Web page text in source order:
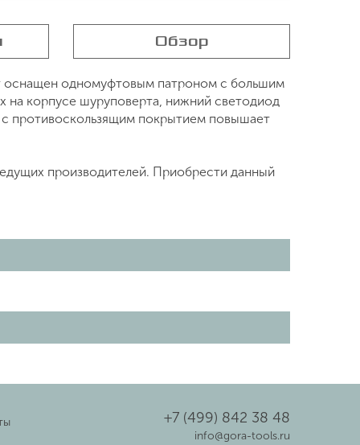
Обзор
оснащен одномуфтовым патроном с большим
корпусе шуруповерта, нижний светодиод
с противоскользящим покрытием повышает
производителей. Приобрести данный
+7 (499) 842 38 48
info@gora-tools.ru